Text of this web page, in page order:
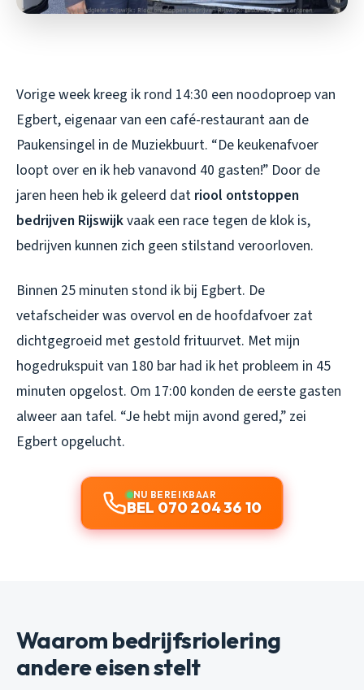
Vorige week kreeg ik rond 14:30 een noodoproep van
Egbert, eigenaar van een café-restaurant aan de
Paukensingel in de Muziekbuurt. “De keukenafvoer
loopt over en ik heb vanavond 40 gasten!” Door de
jaren heen heb ik geleerd dat riool ontstoppen
bedrijven Rijswijkvaak een race tegen de klok is,
bedrijven kunnen zich geen stilstand veroorloven.
Binnen 25 minuten stond ik bij Egbert. De
vetafscheider was overvol en de hoofdafvoer zat
dichtgegroeid met gestold frituurvet. Met mijn
hogedrukspuit van 180 bar had ik het probleem in 45
minuten opgelost. Om 17:00 konden de eerste gasten
alweer aan tafel. “Je hebt mijn avond gered,” zei
Egbert opgelucht.
NU BEREIKBAAR
BEL 070 204 36 10
Waarom bedrijfsriolering
andere eisen stelt